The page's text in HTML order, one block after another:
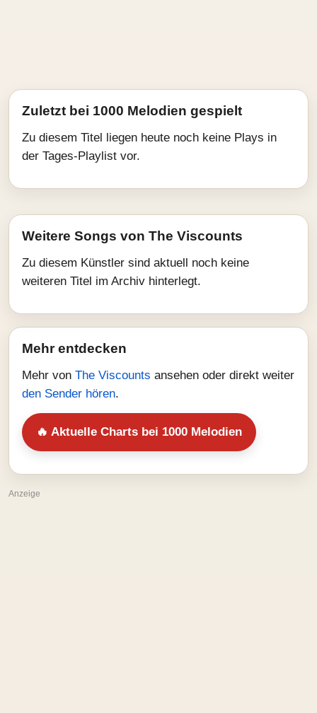
Zuletzt bei 1000 Melodien gespielt
Zu diesem Titel liegen heute noch keine Plays in
der Tages-Playlist vor.
Weitere Songs von The Viscounts
Zu diesem Künstler sind aktuell noch keine
weiteren Titel im Archiv hinterlegt.
Mehr entdecken
Mehr von The Viscounts ansehen oder direkt weiter
den Sender hören.
🔥 Aktuelle Charts bei 1000 Melodien
Anzeige